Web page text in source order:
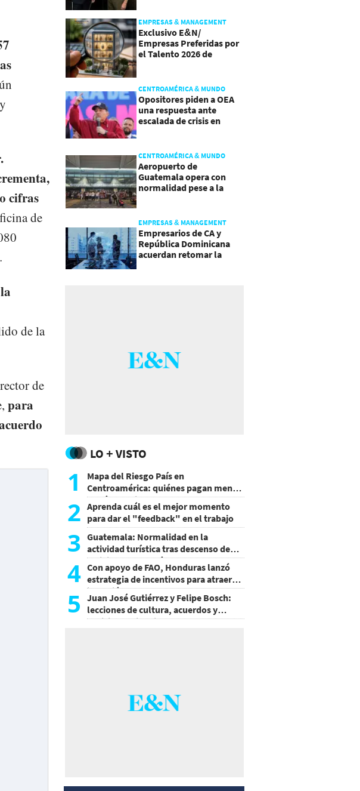
cifras
de
de la
de
para
EMPRESAS & MANAGEMENT
Exclusivo E&N/
Empresas Preferidas por
el Talento 2026 de
CENTROAMÉRICA & MUNDO
Opositores piden a OEA
una respuesta ante
escalada de crisis en
CENTROAMÉRICA & MUNDO
Aeropuerto de
Guatemala opera con
normalidad pese a la
EMPRESAS & MANAGEMENT
Empresarios de CA y
República Dominicana
acuerdan retomar la
LO + VISTO
1
Mapa del Riesgo País en
Centroamérica: quiénes pagan menos
y cuáles mejoraron
2 Aprenda cuál es el mejor momento
para dar el "feedback" en el trabajo
3 Guatemala: Normalidad en la
actividad turística tras descenso de
actividad del volcán de Fuego
4 Con apoyo de FAO, Honduras lanzó
estrategia de incentivos para atraer
inversión al agro
5
Juan José Gutiérrez y Felipe Bosch:
lecciones de cultura, acuerdos y
decisiones sin miedo